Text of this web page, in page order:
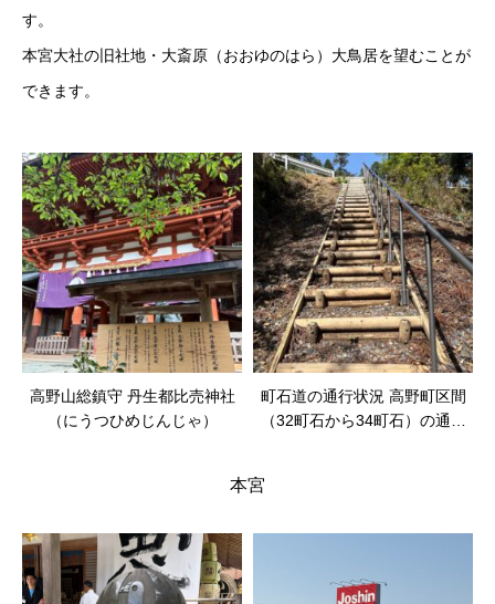
す。
本宮大社の旧社地・大斎原（おおゆのはら）大鳥居を望むことが
できます。
高野山総鎮守 丹生都比売神社
（にうつひめじんじゃ）
町石道の通行状況 高野町区間
（32町石から34町石）の通行
本宮